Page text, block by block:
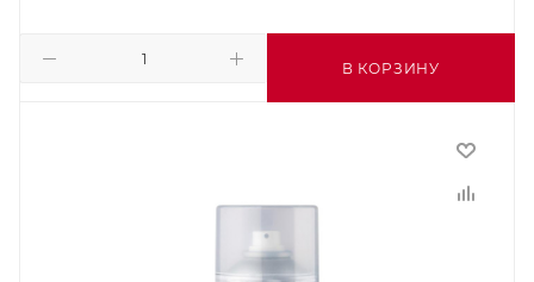
В КОРЗИНУ